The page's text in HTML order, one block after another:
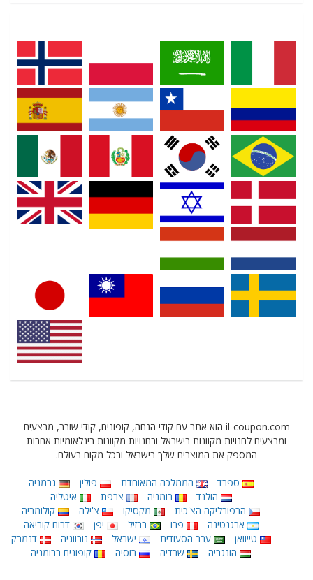
il-coupon.com הוא אתר עם קודי הנחה, קופונים, קודי שובר, מבצעים
ומבצעים לחנויות מקוונות בישראל ובחנויות מקוונות בינלאומיות אחרות
המספק את המוצרים שלך בישראל ובכל מקום בעולם.
ספרד הממלכה המאוחדת פולין
גרמניה
הולנד
רומניה צרפת
איטליה
הרפובליקה הצ'כית
מקסיקו צ'ילה
קולומביה
ארגנטינה
פרו ברזיל יפן
דרום קוריאה
טייוואן
ערב הסעודית ישראל נורווגיה
דנמרק
הונגריה
שבדיה רוסיה קופונים ברומניה